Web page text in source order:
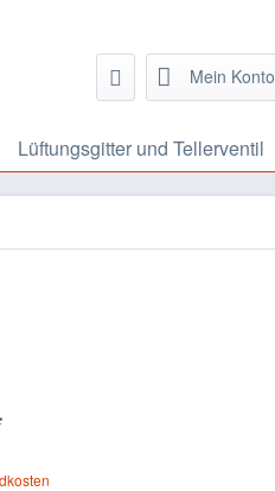
Mein Konto
Lüftungsgitter und Tellerventil